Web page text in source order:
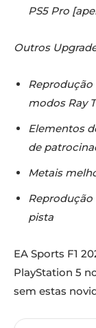
PS5 Pro
Outros
modos Ray
Elementos
de
Metais
pista
EA Sports F1
PlayStation 5
sem estas